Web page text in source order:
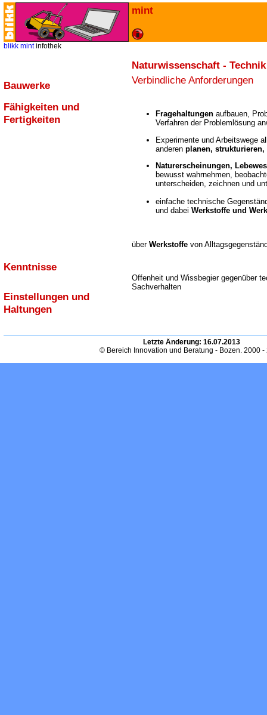
mint
blikk mint infothek
Naturwissenschaft - Technik
Bauwerke
Fähigkeiten und
Fertigkeiten
Kenntnisse
Einstellungen und
Haltungen
Verbindliche Anforderungen
Fragehaltungen aufbauen,
Verfahren der Problemlösung
Experimente und Arbeitswege
anderen planen,
Naturerscheinungen,
bewusst wahrnehmen,
unterscheiden, zeichnen und
einfache technische
und dabei Werkstoffe und
über Werkstoffe von
Offenheit und Wissbegier gegenüber
Sachverhalten
Letzte Änderung: 16.07.2013
© Bereich Innovation und Beratung - Bozen. 2000 -